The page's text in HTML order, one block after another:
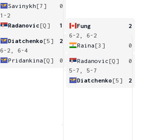
Savinykh [7]
0
1-2
Radanovic [Q] 1
Diatchenko [5]
2
6-2, 6-4
Pridankina [Q] 0
Fung
2
6-2, 6-2
Raina [3] 0
Radanovic [Q]
0
5-7, 5-7
Diatchenko [5] 2